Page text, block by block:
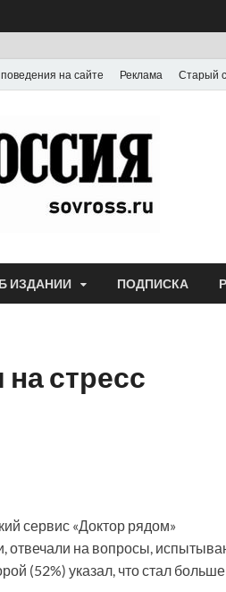
на сайте Реклама Старый
ИЗДАНИИ ПОДПИСКА
стресс
сервис «Доктор рядом»
отвечали на вопросы,
(52%) указал, что стал больше